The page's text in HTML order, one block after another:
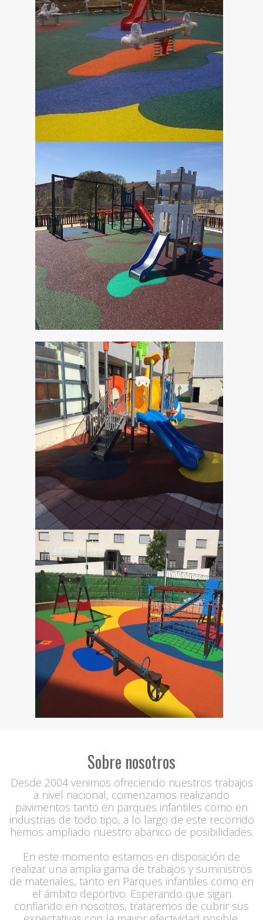
Sobre nosotros
Desde 2004 venimos ofreciendo nuestros trabajos
a nivel nacional, comenzamos realizando
pavimentos tanto en parques infantiles como en
industrias de todo tipo, a lo largo de este recorrido
hemos ampliado nuestro abanico de posibilidades.
En este momento estamos en disposición de
realizar una amplia gama de trabajos y suministros
de materiales, tanto en Parques infantiles como en
el ámbito deportivo. Esperando que sigan
confiando en nosotros, trataremos de cubrir sus